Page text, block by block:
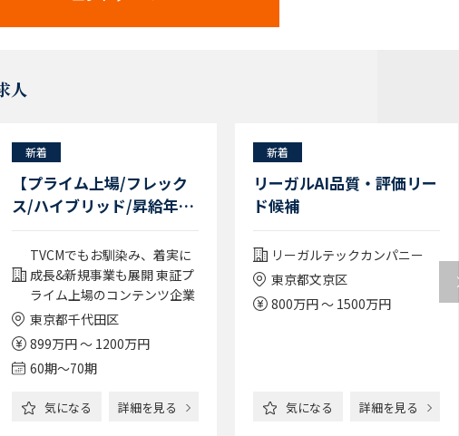
人
新着
【プライム上場/フレック
ス/ハイブリッド/昇給年2
ルテックも活用】法務スペ
シャリスト/大手著名コン
テンツを有する企業
TVCMでもお馴染み、着実に
成長&新規事業も展開 東証プ
ライム上場のコンテンツ企業
東京都千代田区
899万円 ～ 1200万円
60期〜70期
気になる 詳細を見る
新着
リーガルAI品質・評価リー
ド候補
リーガルテックカンパニー
東京都文京区
800万円 ～ 1500万円
気になる 詳細を見る